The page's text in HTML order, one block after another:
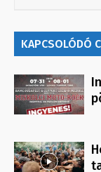
KAPCSOLÓDÓ